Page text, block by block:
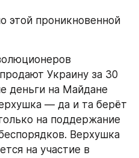
этой проникновенной
Украину за 30
деньги на Майдане
— да и та берёт
на поддержание
Верхушка
на участие в